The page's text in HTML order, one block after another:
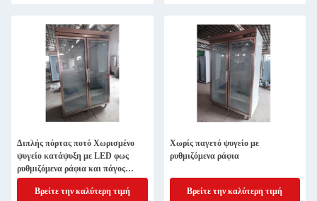
Διπλής πόρτας ποτό Χωρισμένο
ψυγείο κατάψυξη με LED φως
ρυθμιζόμενα ράφια και πάγος
ελεύθερη ψύξη
Βρείτε την καλύτερη τιμή
Χωρίς παγετό ψυγείο με
ρυθμιζόμενα ράφια
Βρείτε την καλύτερη τιμή